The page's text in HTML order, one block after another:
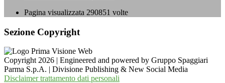
Pagina visualizzata 290851 volte
Sezione Copyright
Copyright 2026 | Engineered and powered by Gruppo Spaggiari
Parma S.p.A. | Divisione Publishing & New Social Media
Disclaimer trattamento dati personali